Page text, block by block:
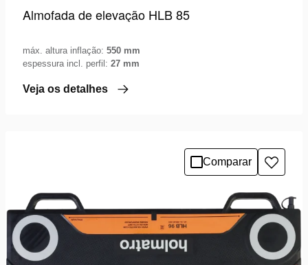
Almofada de elevação HLB 85
máx. altura inflação: 550 mm
espessura incl. perfil: 27 mm
Veja os detalhes
Comparar
à
lista
de